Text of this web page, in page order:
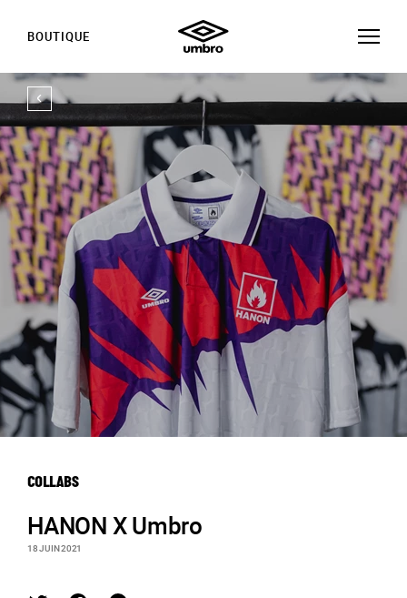
BOUTIQUE
COLLABS
HANON X Umbro
18 JUIN 2021